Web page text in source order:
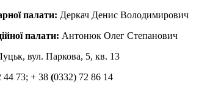
палати: Деркач Денис Володимирович
палати: Антонюк Олег Степанович
вул. Паркова, 5, кв. 13
44 73; + 38 (0332) 72 86 14